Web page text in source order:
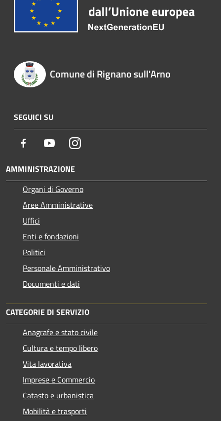
Comune di Rignano sull'Arno
SEGUICI SU
Facebook YoutubeInstagram
AMMINISTRAZIONE
Organi di Governo
Aree Amministrative
Uffici
Enti e fondazioni
Politici
Personale Amministrativo
Documenti e dati
CATEGORIE DI SERVIZIO
Anagrafe e stato civile
Cultura e tempo libero
Vita lavorativa
Imprese e Commercio
Catasto e urbanistica
Mobilità e trasporti